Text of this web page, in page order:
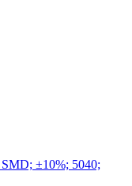
±10%; 5040;